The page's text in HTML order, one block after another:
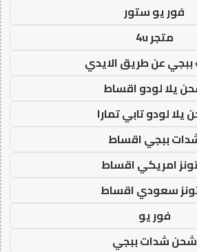
فور يو ستور
متجر 4u
عن طريق الايدي
يلا لودو اقساط
يلا لودو تابي تمارا
ببجي اقساط
امريكي اقساط
سعودي اقساط
فور يو
شحن شدات ببجي